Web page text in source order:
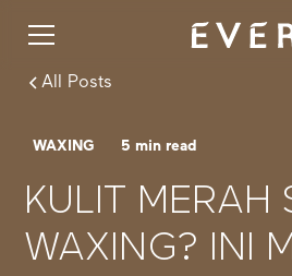
All Posts
WAXING 5 min read
KULIT MERAH
WAXING? INI